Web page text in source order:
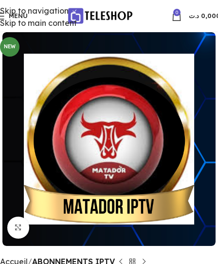
Skip to navigation
Skip to main content
MENU 0 د.ت
NEW
Click to enlarge
Accueil ABONNEMENTS IPTV